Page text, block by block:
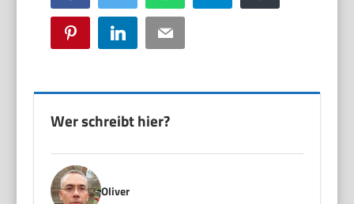
Pinterest LinkedIn Email
Wer schreibt hier?
Oliver